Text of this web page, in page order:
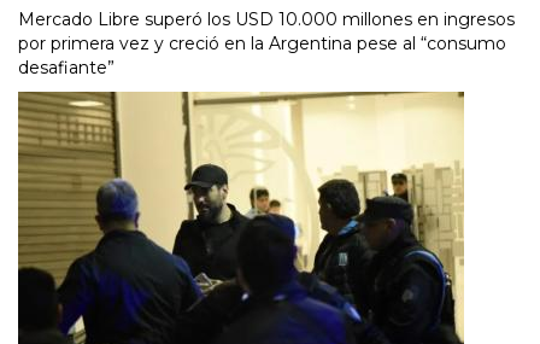
Mercado Libre superó los USD 10.000 millones en ingresos
por primera vez y creció en la Argentina pese al “consumo
desafiante”